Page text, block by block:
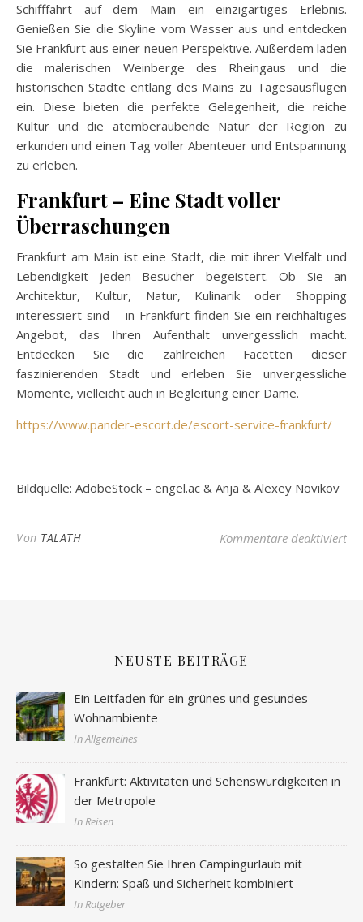
Schifffahrt auf dem Main ein einzigartiges Erlebnis.
Genießen Sie die Skyline vom Wasser aus und entdecken
Sie Frankfurt aus einer neuen Perspektive. Außerdem laden
die malerischen Weinberge des Rheingaus und die
historischen Städte entlang des Mains zu Tagesausflügen
ein. Diese bieten die perfekte Gelegenheit, die reiche
Kultur und die atemberaubende Natur der Region zu
erkunden und einen Tag voller Abenteuer und Entspannung
zu erleben.
Frankfurt – Eine Stadt voller
Überraschungen
Frankfurt am Main ist eine Stadt, die mit ihrer Vielfalt und
Lebendigkeit jeden Besucher begeistert. Ob Sie an
Architektur, Kultur, Natur, Kulinarik oder Shopping
interessiert sind – in Frankfurt finden Sie ein reichhaltiges
Angebot, das Ihren Aufenthalt unvergesslich macht.
Entdecken Sie die zahlreichen Facetten dieser
faszinierenden Stadt und erleben Sie unvergessliche
Momente, vielleicht auch in Begleitung einer Dame.
https://www.pander-escort.de/escort-service-frankfurt/
Bildquelle: AdobeStock – engel.ac & Anja & Alexey Novikov
Von TALATH Kommentare deaktiviert
NEUSTE BEITRÄGE
Ein Leitfaden für ein grünes und gesundes
Wohnambiente
In Allgemeines
Frankfurt: Aktivitäten und Sehenswürdigkeiten in
der Metropole
In Reisen
So gestalten Sie Ihren Campingurlaub mit
Kindern: Spaß und Sicherheit kombiniert
In Ratgeber